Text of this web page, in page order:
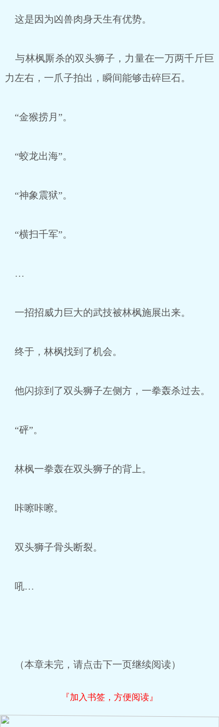
这是因为凶兽肉身天生有优势。
与林枫厮杀的双头狮子，力量在一万两千斤巨
力左右，一爪子拍出，瞬间能够击碎巨石。
“金猴捞月”。
“蛟龙出海”。
“神象震狱”。
“横扫千军”。
…
一招招威力巨大的武技被林枫施展出来。
终于，林枫找到了机会。
他闪掠到了双头狮子左侧方，一拳轰杀过去。
“砰”。
林枫一拳轰在双头狮子的背上。
咔嚓咔嚓。
双头狮子骨头断裂。
吼…
（本章未完，请点击下一页继续阅读）
『加入书签，方便阅读』